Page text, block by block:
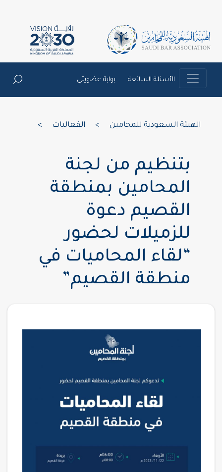
الأسئلة الشائعة بوابة عضويتي
الهيئة السعودية للمحامين الفعاليات
بتنظيم من لجنة
المحامين بمنطقة
القصيم دعوة
للزميلات لحضور
“لقاء المحاميات في
منطقة القصيم”